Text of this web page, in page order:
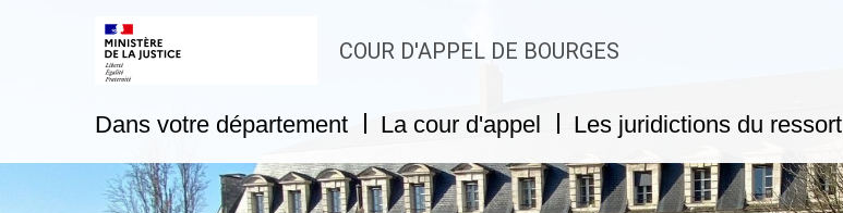
COUR D'APPEL DE BOURGES
Dans votre département La cour d'appel Les juridictions du ressort